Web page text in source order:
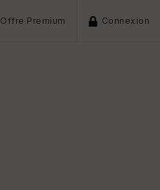
Offre Premium Connexion